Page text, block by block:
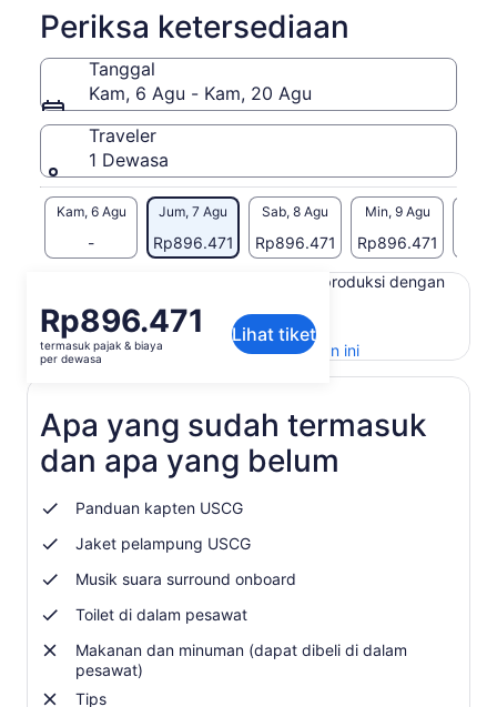
Periksa ketersediaan
Tanggal
Kam, 6 Agu - Kam, 20 Agu
Traveler
1 Dewasa
Kam, 6 Agu
-
Jum, 7 Agu
Rp896.471
Sab, 8 Agu
Rp896.471
Min, 9 Agu
Rp896.471
Harga
Rp896.471
per
Rp896.471
termasuk pajak & biaya
per dewasa
Lihat tiket
Konten di halaman ini mungkin diproduksi dengan
Lihat teks asli (Bahasa Inggris)
Berikan masukan untuk terjemahan iniBuka
Apa yang sudah termasuk
dan apa yang belum
Panduan kapten USCG
Jaket pelampung USCG
Musik suara surround onboard
Toilet di dalam pesawat
Makanan dan minuman (dapat dibeli di dalam
pesawat)
Tips